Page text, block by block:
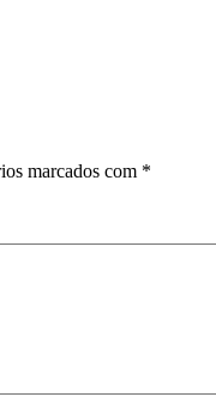
marcados com *